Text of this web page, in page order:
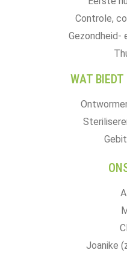
Controle,
Gezondheid-
WAT
Joanike